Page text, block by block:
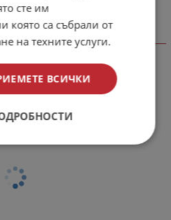
продукт
сте им
която са събрали от
на техните услуги.
ВСИЧКИ